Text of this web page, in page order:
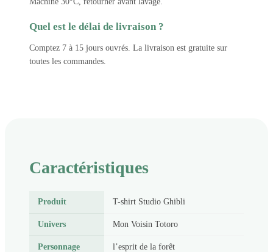
Quel est le délai de livraison ?
Comptez 7 à 15 jours ouvrés. La livraison est gratuite sur
toutes les commandes.
Caractéristiques
Produit T-shirt Studio Ghibli
Univers Mon Voisin Totoro
Personnage l’esprit de la forêt